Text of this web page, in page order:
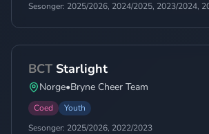
Sesonger: 2025/2026, 2024/2025, 2023/2024,
BCT Starlight
Norge•Bryne Cheer Team
Coed
Youth
Sesonger: 2025/2026, 2022/2023